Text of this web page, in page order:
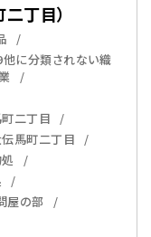
丁目）
に分類されない織
町二丁目
伝馬町二丁目
屋の部